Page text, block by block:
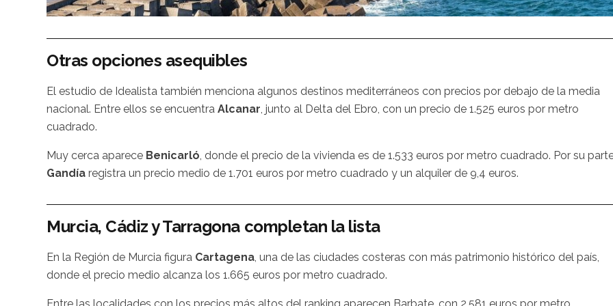
Otras opciones asequibles
El estudio de Idealista también menciona algunos destinos mediterráneos con precios por debajo de la media
nacional. Entre ellos se encuentra Alcanar, junto al Delta del Ebro, con un precio de 1.525 euros por metro
cuadrado.
Muy cerca aparece Benicarló, donde el precio de la vivienda es de 1.533 euros por metro cuadrado. Por su
Gandía registra un precio medio de 1.701 euros por metro cuadrado y un alquiler de 9,4 euros.
Murcia, Cádiz y Tarragona completan la lista
En la Región de Murcia figura Cartagena, una de las ciudades costeras con más patrimonio histórico del país,
donde el precio medio alcanza los 1.665 euros por metro cuadrado.